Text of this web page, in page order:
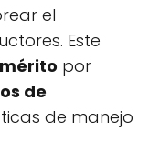
el
Este
por
de
de manejo